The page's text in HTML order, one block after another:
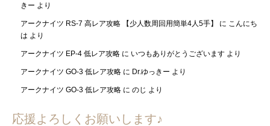
きー より
アークナイツ RS-7 高レア攻略 【少人数周回用簡単4人5手】 に こんにち
は より
アークナイツ EP-4 低レア攻略 に いつもありがとうございます より
アークナイツ GO-3 低レア攻略 に Dr.ゆっきー より
アークナイツ GO-3 低レア攻略 に のじ より
応援よろしくお願いします♪